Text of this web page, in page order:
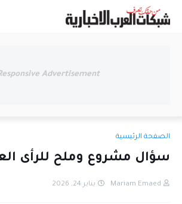
Advertisement
الصفحة الرئيسية
سؤال مشروع وملح للرأى
Mariam Emaed يناير 24, 2026